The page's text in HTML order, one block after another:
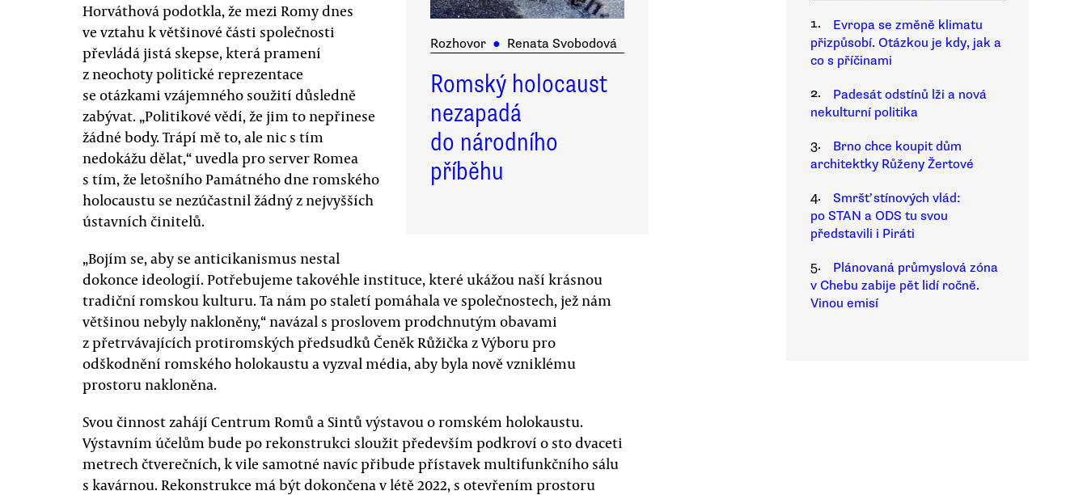
Rozhovor ● Renata Svobodová
Romský holocaust
nezapadá
do národního
příběhu
Horváthová podotkla, že mezi Romy dnes
ve vztahu k většinové části společnosti
převládá jistá skepse, která pramení
z neochoty politické reprezentace
se otázkami vzájemného soužití důsledně
zabývat. „Politikové vědí, že jim to nepřinese
žádné body. Trápí mě to, ale nic s tím
nedokážu dělat,“ uvedla pro server Romea
s tím, že letošního Památného dne romského
holocaustu se nezúčastnil žádný z nejvyšších
ústavních činitelů.
„Bojím se, aby se anticikanismus nestal
dokonce ideologií. Potřebujeme takovéhle instituce, které ukážou naší krásnou
tradiční romskou kulturu. Ta nám po staletí pomáhala ve společnostech, jež nám
většinou nebyly nakloněny,“ navázal s proslovem prodchnutým obavami
z přetrvávajících protiromských předsudků Čeněk Růžička z Výboru pro
odškodnění romského holokaustu a vyzval média, aby byla nově vzniklému
prostoru nakloněna.
Svou činnost zahájí Centrum Romů a Sintů výstavou o romském holokaustu.
Výstavním účelům bude po rekonstrukci sloužit především podkroví o sto dvaceti
metrech čtverečních, k vile samotné navíc přibude přístavek multifunkčního sálu
s kavárnou. Rekonstrukce má být dokončena v létě 2022, s otevřením prostoru
1.
Evropa se změně klimatu
přizpůsobí. Otázkou je kdy, jak a
co s příčinami
2.
Padesát odstínů lži a nová
nekulturní politika
3.
Brno chce koupit dům
architektky Růženy Žertové
4.
Smršť stínových vlád:
po STAN a ODS tu svou
představili i Piráti
5.
Plánovaná průmyslová zóna
v Chebu zabije pět lidí ročně.
Vinou emisí